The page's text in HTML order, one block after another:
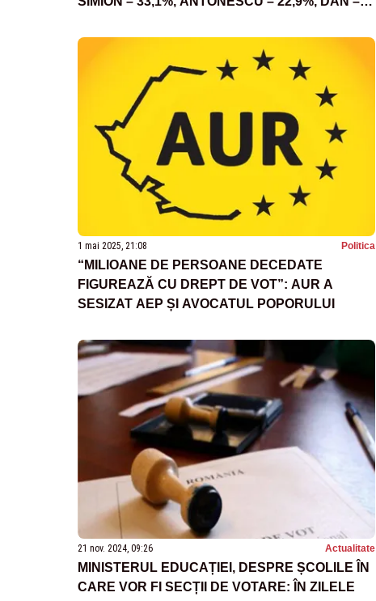
1 mai 2025, 21:08 Politica
“MILIOANE DE PERSOANE DECEDATE
FIGUREAZĂ CU DREPT DE VOT”: AUR A
SESIZAT AEP ȘI AVOCATUL POPORULUI
21 nov. 2024, 09:26 Actualitate
MINISTERUL EDUCAȚIEI, DESPRE ȘCOLILE ÎN
CARE VOR FI SECȚII DE VOTARE: ÎN ZILELE